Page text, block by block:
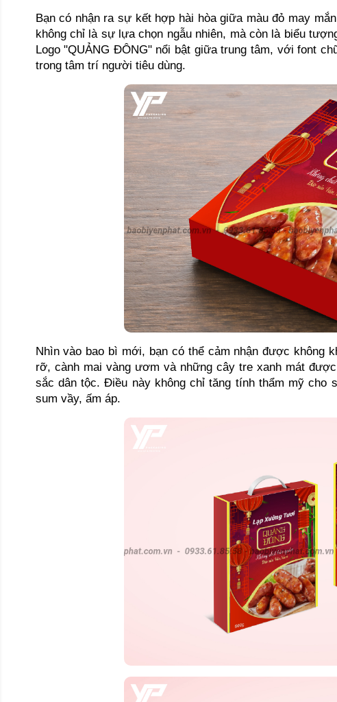
Bạn có nhận ra sự kết hợp hài hòa giữa màu đỏ may
không chỉ là sự lựa chọn ngẫu nhiên, mà còn là biểu
Logo "QUẢNG ĐÔNG" nổi bật giữa trung tâm, với font
trong tâm trí người tiêu dùng.
Nhìn vào bao bì mới, bạn có thể cảm nhận được không
rỡ, cành mai vàng ươm và những cây tre xanh mát
sắc dân tộc. Điều này không chỉ tăng tính thẩm mỹ
sum vầy, ấm áp.